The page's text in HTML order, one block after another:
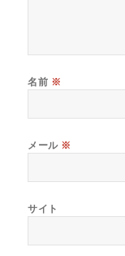
名前 ※
メール ※
サイト